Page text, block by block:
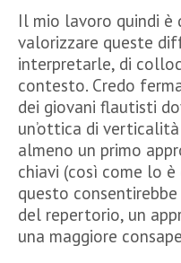
Il mio lavoro quindi è
valorizzare queste
interpretarle, di
contesto. Credo
dei giovani flautisti
un’ottica di
almeno un primo
chiavi (così come lo
questo
del repertorio, un
una maggiore